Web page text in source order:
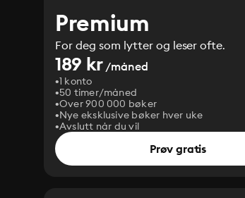
Premium
For deg som lytter og leser ofte.
189 kr/måned
1 konto
50 timer/måned
Over 900 000 bøker
Nye eksklusive bøker hver uke
Avslutt når du vil
Prøv gratis